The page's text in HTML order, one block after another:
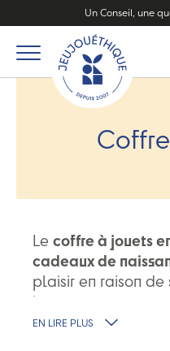
Un Conseil, une
Le coffre à jouets
cadeaux de
plaisir en raison
jouets
nombreuses
EN LIRE PLUS